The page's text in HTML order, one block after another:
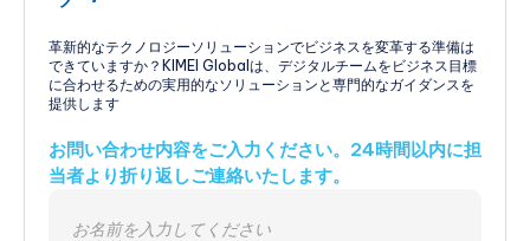
革新的なテクノロジーソリューションでビジネスを変革する準備は
できていますか？KIMEI Globalは、デジタルチームをビジネス目標
に合わせるための実用的なソリューションと専門的なガイダンスを
提供します
お問い合わせ内容をご入力ください。24時間以内に担
当者より折り返しご連絡いたします。